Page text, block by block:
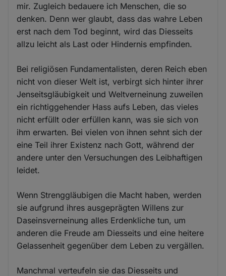
mir. Zugleich bedauere ich Menschen, die so
denken. Denn wer glaubt, dass das wahre Leben
erst nach dem Tod beginnt, wird das Diesseits
allzu leicht als Last oder Hindernis empfinden.
Bei religiösen Fundamentalisten, deren Reich eben
nicht von dieser Welt ist, verbirgt sich hinter ihrer
Jenseitsgläubigkeit und Weltverneinung zuweilen
ein richtiggehender Hass aufs Leben, das vieles
nicht erfüllt oder erfüllen kann, was sie sich von
ihm erwarten. Bei vielen von ihnen sehnt sich der
eine Teil ihrer Existenz nach Gott, während der
andere unter den Versuchungen des Leibhaftigen
leidet.
Wenn Strenggläubigen die Macht haben, werden
sie aufgrund ihres ausgeprägten Willens zur
Daseinsverneinung alles Erdenkliche tun, um
anderen die Freude am Diesseits und eine heitere
Gelassenheit gegenüber dem Leben zu vergällen.
Manchmal verteufeln sie das Diesseits und